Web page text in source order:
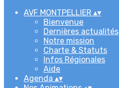
AVF MONTPELLIER ▴▾
Bienvenue
Dernières actualités
Notre mission
Charte & Statuts
Infos Régionales
Aide
Agenda ▴▾